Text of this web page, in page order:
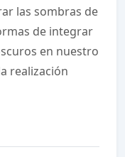
las sombras de
de integrar
en nuestro
realización